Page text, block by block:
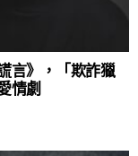
言》，「欺詐獵
情劇